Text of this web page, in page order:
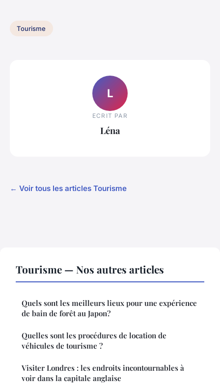
Tourisme
L
ECRIT PAR
Léna
← Voir tous les articles Tourisme
Tourisme — Nos autres articles
Quels sont les meilleurs lieux pour une expérience
de bain de forêt au Japon?
Quelles sont les procédures de location de
véhicules de tourisme ?
Visiter Londres : les endroits incontournables à
voir dans la capitale anglaise